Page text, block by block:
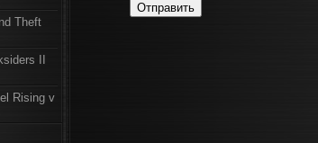
Theft
II
Rising v
Отправить